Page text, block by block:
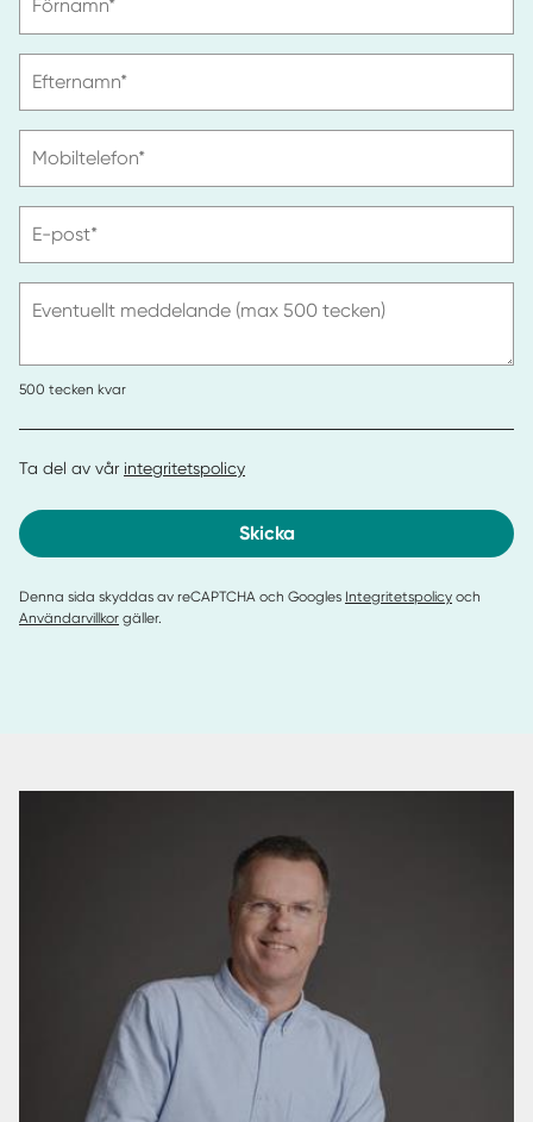
ange
Förnamn*
ange
Efternamn*
ange
Mobiltelefon*
ange
post
E-post*
Eventuellt meddelande (max 500 tecken)
500 tecken kvar
Ta del av vår integritetspolicy
Skicka
Denna sida skyddas av reCAPTCHA och Googles Integritetspolicy och
Användarvillkor gäller.